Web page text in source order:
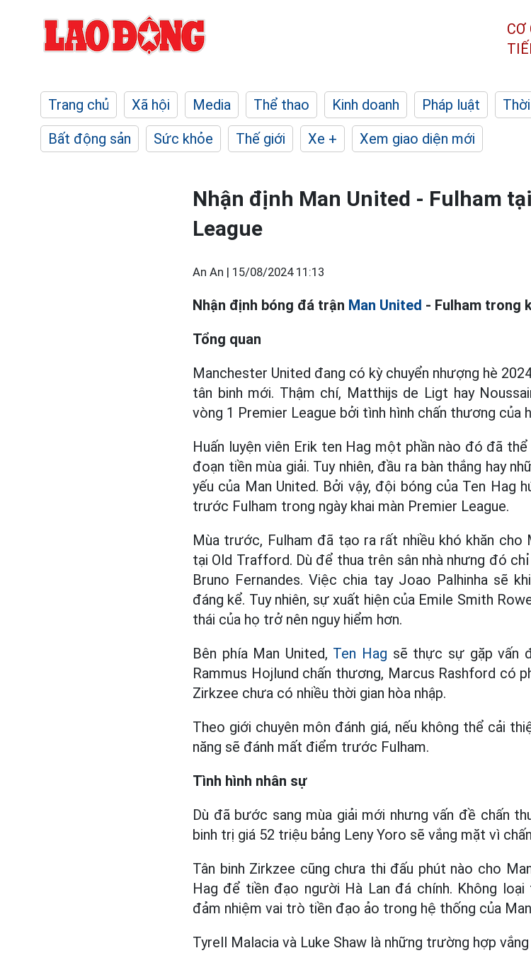
CƠ
Trang chủ Xã hội Media Thể thao Kinh doanh Pháp luật
Bất động sản
Sức khỏe Thế giới Xe + Xem giao diện mới
Nhận định Man United - Fulham
League
An An | 15/08/2024 11:13
Nhận định bóng đá trận Man United - Fulham trong
Tổng quan
Manchester United đang có kỳ chuyển nhượng hè
tân binh mới. Thậm chí, Matthijs de Ligt hay
vòng 1 Premier League bởi tình hình chấn thương của
Huấn luyện viên Erik ten Hag một phần nào đó đã
đoạn tiền mùa giải. Tuy nhiên, đầu ra bàn thắng hay
yếu của Man United. Bởi vậy, đội bóng của Ten Hag
trước Fulham trong ngày khai màn Premier League.
Mùa trước, Fulham đã tạo ra rất nhiều khó khăn cho
tại Old Trafford. Dù để thua trên sân nhà nhưng đó
Bruno Fernandes. Việc chia tay Joao Palhinha sẽ
đáng kể. Tuy nhiên, sự xuất hiện của Emile Smith
thái của họ trở nên nguy hiểm hơn.
Bên phía Man United, Ten Hag sẽ thực sự gặp vấn
Rammus Hojlund chấn thương, Marcus Rashford có
Zirkzee chưa có nhiều thời gian hòa nhập.
Theo giới chuyên môn đánh giá, nếu không thể cải
năng sẽ đánh mất điểm trước Fulham.
Tình hình nhân sự
Dù đã bước sang mùa giải mới nhưng vấn đề chấn
binh trị giá 52 triệu bảng Leny Yoro sẽ vắng mặt vì
Tân binh Zirkzee cũng chưa thi đấu phút nào cho
Hag để tiền đạo người Hà Lan đá chính. Không
đảm nhiệm vai trò tiền đạo ảo trong hệ thống của
Tyrell Malacia và Luke Shaw là những trường hợp